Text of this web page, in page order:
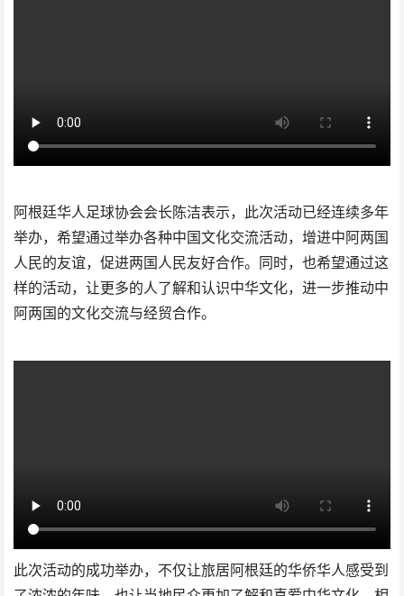
阿根廷华人足球协会会长陈洁表示，此次活动已经连续多年
举办，希望通过举办各种中国文化交流活动，增进中阿两国
人民的友谊，促进两国人民友好合作。同时，也希望通过这
样的活动，让更多的人了解和认识中华文化，进一步推动中
阿两国的文化交流与经贸合作。
此次活动的成功举办，不仅让旅居阿根廷的华侨华人感受到